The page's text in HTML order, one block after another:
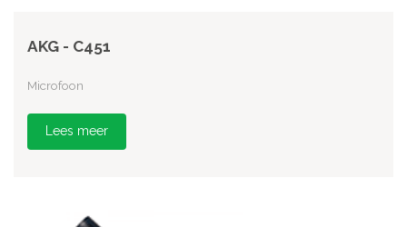
AKG - C451
Microfoon
Lees meer